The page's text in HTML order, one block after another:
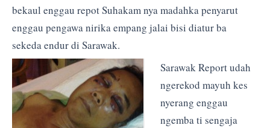
bekaul enggau repot Suhakam nya madahka penyarut
enggau pengawa nirika empang jalai bisi diatur ba
sekeda endur di Sarawak.
Sarawak Report udah
ngerekod mayuh kes
nyerang enggau
ngemba ti sengaja